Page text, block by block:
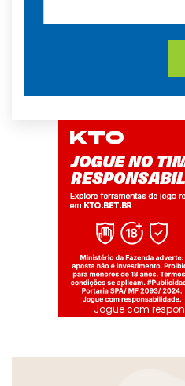
Jogue com